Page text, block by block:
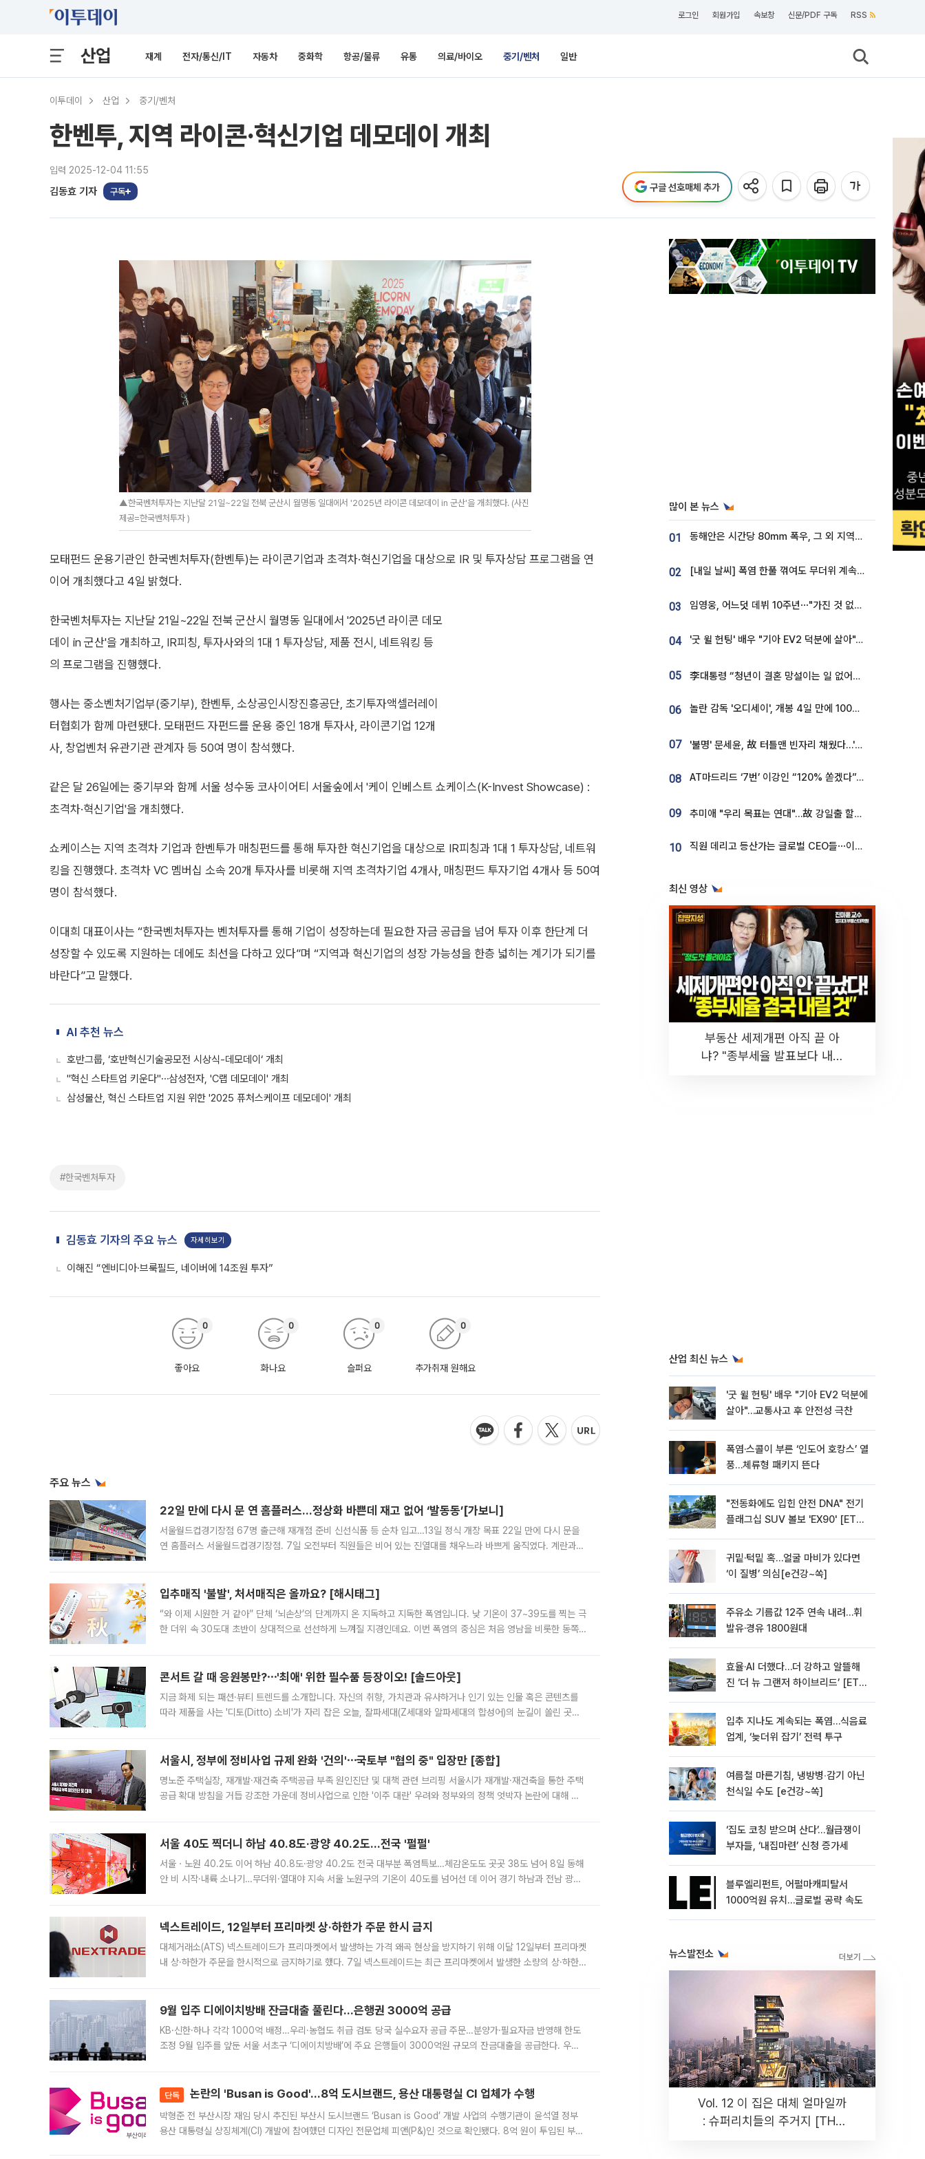
로그인 회원가입 속보창 신문/PDF 구독 RSS
산업 재계 전자/통신/IT 자동차 중화학 항공/물류 유통 의료/바이오 중기/벤처 일반
이투데이 산업 중기/벤처
한벤투, 지역 라이콘·혁신기업 데모데이 개최
입력 2025-12-04 11:55
김동효 기자 구독 구글 선호매체 추가
▲한국벤처투자는 지난달 21일~22일 전북 군산시 월명동 일대에서 '2025년 라이콘 데모데이 in 군산'을 개최했다. (사진
제공=한국벤처투자 )
모태펀드 운용기관인 한국벤처투자(한벤투)는 라이콘기업과 초격차·혁신기업을 대상으로 IR 및 투자상담 프로그램을 연
이어 개최했다고 4일 밝혔다.
한국벤처투자는 지난달 21일~22일 전북 군산시 월명동 일대에서 '2025년 라이콘 데모
데이 in 군산'을 개최하고, IR피칭, 투자사와의 1대 1 투자상담, 제품 전시, 네트워킹 등
의 프로그램을 진행했다.
행사는 중소벤처기업부(중기부), 한벤투, 소상공인시장진흥공단, 초기투자액셀러레이
터협회가 함께 마련됐다. 모태펀드 자펀드를 운용 중인 18개 투자사, 라이콘기업 12개
사, 창업벤처 유관기관 관계자 등 50여 명이 참석했다.
같은 달 26일에는 중기부와 함께 서울 성수동 코사이어티 서울숲에서 '케이 인베스트 쇼케이스(K-Invest Showcase) :
초격차·혁신기업'을 개최했다.
쇼케이스는 지역 초격차 기업과 한벤투가 매칭펀드를 통해 투자한 혁신기업을 대상으로 IR피칭과 1대 1 투자상담, 네트워
킹을 진행했다. 초격차 VC 멤버십 소속 20개 투자사를 비롯해 지역 초격차기업 4개사, 매칭펀드 투자기업 4개사 등 50여
명이 참석했다.
이대희 대표이사는 “한국벤처투자는 벤처투자를 통해 기업이 성장하는데 필요한 자금 공급을 넘어 투자 이후 한단계 더
성장할 수 있도록 지원하는 데에도 최선을 다하고 있다”며 “지역과 혁신기업의 성장 가능성을 한층 넓히는 계기가 되기를
바란다”고 말했다.
AI 추천 뉴스
호반그룹, ‘호반혁신기술공모전 시상식-데모데이‘ 개최
"혁신 스타트업 키운다"⋯삼성전자, 'C랩 데모데이' 개최
삼성물산, 혁신 스타트업 지원 위한 '2025 퓨처스케이프 데모데이' 개최
#한국벤처투자
김동효 기자의 주요 뉴스 자세히보기
이해진 “엔비디아·브룩필드, 네이버에 14조원 투자”
좋아요
0
화나요
0
슬퍼요
0
추가취재 원해요
0
주요 뉴스
22일 만에 다시 문 연 홈플러스…정상화 바쁜데 재고 없어 ‘발동동’[가보니]
서울월드컵경기장점 67명 출근해 재개점 준비 신선식품 등 순차 입고…13일 정식 개장 목표 22일 만에 다시 문을
연 홈플러스 서울월드컵경기장점. 7일 오전부터 직원들은 비어 있는 진열대를 채우느라 바쁘게 움직였다. 계란과
입추매직 '불발', 처서매직은 올까요? [해시태그]
“와 이제 시원한 거 같아” 단체 ‘뇌손상’의 단계까지 온 지독하고 지독한 폭염입니다. 낮 기온이 37~39도를 찍는 극
한 더위 속 30도대 초반이 상대적으로 선선하게 느껴질 지경인데요. 이번 폭염의 중심은 처음 영남을 비롯한 동쪽
콘서트 갈 때 응원봉만?⋯'최애' 위한 필수품 등장이오! [솔드아웃]
지금 화제 되는 패션·뷰티 트렌드를 소개합니다. 자신의 취향, 가치관과 유사하거나 인기 있는 인물 혹은 콘텐츠를
따라 제품을 사는 '디토(Ditto) 소비'가 자리 잡은 오늘, 잘파세대(Z세대와 알파세대의 합성어)의 눈길이 쏠린 곳은
서울시, 정부에 정비사업 규제 완화 '건의'⋯국토부 "협의 중" 입장만 [종합]
명노준 주택실장, 재개발·재건축 주택공급 부족 원인진단 및 대책 관련 브리핑 서울시가 재개발·재건축을 통한 주택
공급 확대 방침을 거듭 강조한 가운데 정비사업으로 인한 '이주 대란' 우려와 정부와의 정책 엇박자 논란에 대해 정
서울 40도 찍더니 하남 40.8도·광양 40.2도…전국 '펄펄'
서울ㆍ노원 40.2도 이어 하남 40.8도·광양 40.2도 전국 대부분 폭염특보…체감온도도 곳곳 38도 넘어 8일 동해
안 비 시작·내륙 소나기…무더위·열대야 지속 서울 노원구의 기온이 40도를 넘어선 데 이어 경기 하남과 전남 광양
넥스트레이드, 12일부터 프리마켓 상·하한가 주문 한시 금지
대체거래소(ATS) 넥스트레이드가 프리마켓에서 발생하는 가격 왜곡 현상을 방지하기 위해 이달 12일부터 프리마켓
내 상·하한가 주문을 한시적으로 금지하기로 했다. 7일 넥스트레이드는 최근 프리마켓에서 발생한 소량의 상·하한
9월 입주 디에이치방배 잔금대출 풀린다…은행권 3000억 공급
KB·신한·하나 각각 1000억 배정…우리·농협도 취급 검토 당국 실수요자 공급 주문…분양가·필요자금 반영해 한도
조정 9월 입주를 앞둔 서울 서초구 ‘디에이치방배’에 주요 은행들이 3000억원 규모의 잔금대출을 공급한다. 우리
단독 논란의 'Busan is Good'…8억 도시브랜드, 용산 대통령실 CI 업체가 수행
박형준 전 부산시장 재임 당시 추진된 부산시 도시브랜드 ‘Busan is Good’ 개발 사업의 수행기관이 윤석열 정부
용산 대통령실 상징체계(CI) 개발에 참여했던 디자인 전문업체 피앤(P&)인 것으로 확인됐다. 8억 원이 투입된 부산
많이 본 뉴스
01 동해안은 시간당 80㎜ 폭우, 그 외 지역은 폭염…‘극과 극 날씨’
02 [내일 날씨] 폭염 한풀 꺾여도 무더위 계속⋯동해안 이틀 연속 비
03 임영웅, 어느덧 데뷔 10주년⋯"가진 것 없던 시절, 내 앞엔 20명의 팬뿐"
04 '굿 윌 헌팅' 배우 "기아 EV2 덕분에 살아"…교통사고 후 안전성 극찬
05 李대통령 “청년이 결혼 망설이는 일 없어야...제도상 불이익 조사”
06 놀란 감독 '오디세이', 개봉 4일 만에 100만 돌파⋯'왕사남' 보다 빠르다
07 '불명' 문세윤, 故 터틀맨 빈자리 채웠다…'거북이' 눈물의 최종 우승
08 AT마드리드 ‘7번’ 이강인 “120% 쏟겠다”⋯시메오네 감독 “필요한 선수”
09 추미애 "우리 목표는 연대"…故 강일출 할머니 흉상 제막
10 직원 데리고 등산가는 글로벌 CEO들⋯이유 있었네
최신 영상
부동산 세제개편 아직 끝 아
냐? "종부세율 발표보다 내릴
산업 최신 뉴스
'굿 윌 헌팅' 배우 "기아 EV2 덕분에
살아"…교통사고 후 안전성 극찬
폭염·스콜이 부른 ‘인도어 호캉스’ 열
풍…체류형 패키지 뜬다
"전동화에도 입힌 안전 DNA" 전기
플래그십 SUV 볼보 'EX90' [ET의
귀밑·턱밑 혹…얼굴 마비가 있다면
‘이 질병’ 의심[e건강~쏙]
주유소 기름값 12주 연속 내려…휘
발유·경유 1800원대
효율·AI 더했다…더 강하고 알뜰해
진 ‘더 뉴 그랜저 하이브리드’ [ET의
입추 지나도 계속되는 폭염…식음료
업계, ‘늦더위 잡기’ 전력 투구
여름철 마른기침, 냉방병‧감기 아닌
천식일 수도 [e건강~쏙]
‘집도 코칭 받으며 산다’…월급쟁이
부자들, ‘내집마련’ 신청 증가세
블루엘리펀트, 어펄마캐피탈서
1000억원 유치…글로벌 공략 속도
뉴스발전소
Vol. 12 이 집은 대체 얼마일까
: 슈퍼리치들의 주거지 [THE